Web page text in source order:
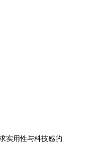
实用性与科技感的